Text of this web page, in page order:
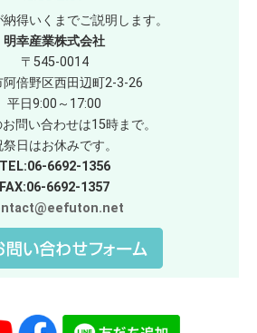
得いくまでご説明します。
明幸産業株式会社
〒545-0014
阿倍野区西田辺町2-3-26
平日9:00～17:00
問い合わせは15時まで。
祭日はお休みです。
TEL:06-6692-1356
FAX:06-6692-1357